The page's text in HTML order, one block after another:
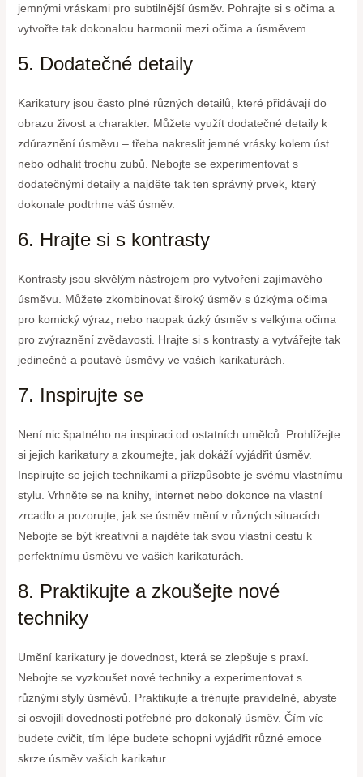
jemnými vráskami pro subtilnější úsměv. Pohrajte si s očima a
vytvořte tak dokonalou harmonii mezi očima a úsměvem.
5. Dodatečné detaily
Karikatury jsou často plné různých detailů, které přidávají do
obrazu živost a charakter. Můžete využít dodatečné detaily k
zdůraznění úsměvu – třeba nakreslit jemné vrásky kolem úst
nebo odhalit trochu zubů. Nebojte se experimentovat s
dodatečnými detaily a najděte tak ten správný prvek, který
dokonale podtrhne váš úsměv.
6. Hrajte si s kontrasty
Kontrasty jsou skvělým nástrojem pro vytvoření zajímavého
úsměvu. Můžete zkombinovat široký úsměv s úzkýma očima
pro komický výraz, nebo naopak úzký úsměv s velkýma očima
pro zvýraznění zvědavosti. Hrajte si s kontrasty a vytvářejte tak
jedinečné a poutavé úsměvy ve vašich karikaturách.
7. Inspirujte se
Není nic špatného na inspiraci od ostatních umělců. Prohlížejte
si jejich karikatury a zkoumejte, jak dokáží vyjádřit úsměv.
Inspirujte se jejich technikami a přizpůsobte je svému vlastnímu
stylu. Vrhněte se na knihy, internet nebo dokonce na vlastní
zrcadlo a pozorujte, jak se úsměv mění v různých situacích.
Nebojte se být kreativní a najděte tak svou vlastní cestu k
perfektnímu úsměvu ve vašich karikaturách.
8. Praktikujte a zkoušejte nové
techniky
Umění karikatury je dovednost, která se zlepšuje s praxí.
Nebojte se vyzkoušet nové techniky a experimentovat s
různými styly úsměvů. Praktikujte a trénujte pravidelně, abyste
si osvojili dovednosti potřebné pro dokonalý úsměv. Čím víc
budete cvičit, tím lépe budete schopni vyjádřit různé emoce
skrze úsměv vašich karikatur.